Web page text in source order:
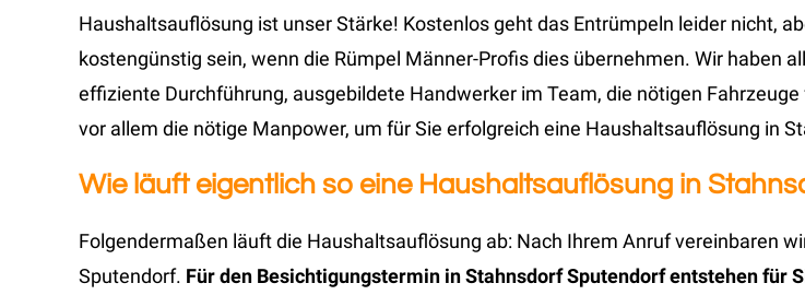
Haushaltsauflösung ist unser Stärke! Kostenlos geht das Entrümpeln leider nicht,
kostengünstig sein, wenn die Rümpel Männer-Profis dies übernehmen. Wir haben
effiziente Durchführung, ausgebildete Handwerker im Team, die nötigen
vor allem die nötige Manpower, um für Sie erfolgreich eine Haushaltsauflösung in
Wie läuft eigentlich so eine Haushaltsauflösung in
Folgendermaßen läuft die Haushaltsauflösung ab: Nach Ihrem Anruf vereinbaren
Sputendorf. Für den Besichtigungstermin in Stahnsdorf Sputendorf entstehen für